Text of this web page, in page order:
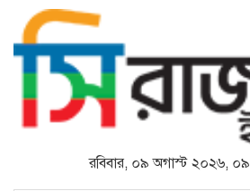
রবিবার, ০৯ অগাস্ট ২০২৬,